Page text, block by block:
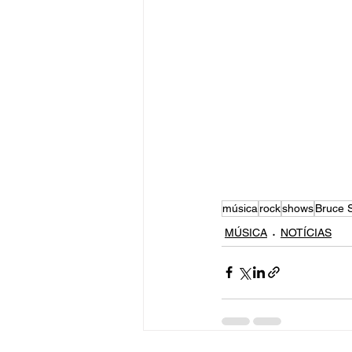
música rockshowsBruce
MÚSICA
NOTÍCIAS